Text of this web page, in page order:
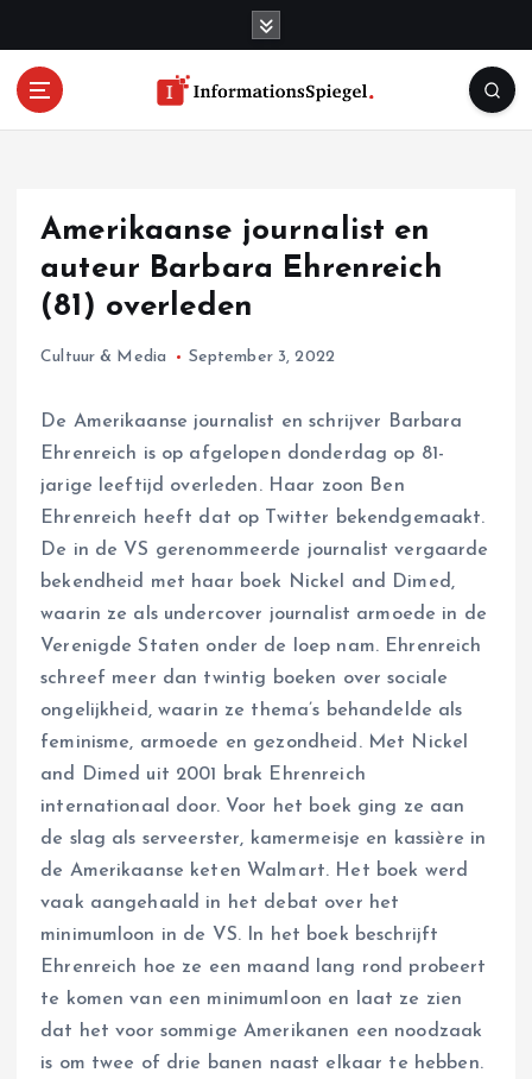
Amerikaanse journalist en
auteur Barbara Ehrenreich
(81) overleden
Cultuur & Media September 3, 2022
De Amerikaanse journalist en schrijver Barbara
Ehrenreich is op afgelopen donderdag op 81-
jarige leeftijd overleden. Haar zoon Ben
Ehrenreich heeft dat op Twitter bekendgemaakt.
De in de VS gerenommeerde journalist vergaarde
bekendheid met haar boek Nickel and Dimed,
waarin ze als undercover journalist armoede in de
Verenigde Staten onder de loep nam. Ehrenreich
schreef meer dan twintig boeken over sociale
ongelijkheid, waarin ze thema’s behandelde als
feminisme, armoede en gezondheid. Met Nickel
and Dimed uit 2001 brak Ehrenreich
internationaal door. Voor het boek ging ze aan
de slag als serveerster, kamermeisje en kassière in
de Amerikaanse keten Walmart. Het boek werd
vaak aangehaald in het debat over het
minimumloon in de VS. In het boek beschrijft
Ehrenreich hoe ze een maand lang rond probeert
te komen van een minimumloon en laat ze zien
dat het voor sommige Amerikanen een noodzaak
is om twee of drie banen naast elkaar te hebben.